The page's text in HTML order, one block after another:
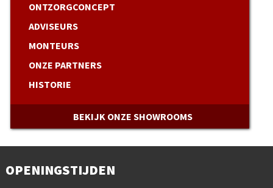
ONTZORGCONCEPT
ADVISEURS
MONTEURS
ONZE PARTNERS
HISTORIE
BEKIJK ONZE SHOWROOMS
OPENINGSTIJDEN